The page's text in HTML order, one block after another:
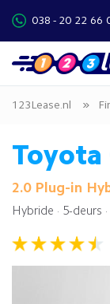
038 - 20 22 66
123Lease.nl »
Toyota
2.0 Plug-in
Hybride · 5-deurs